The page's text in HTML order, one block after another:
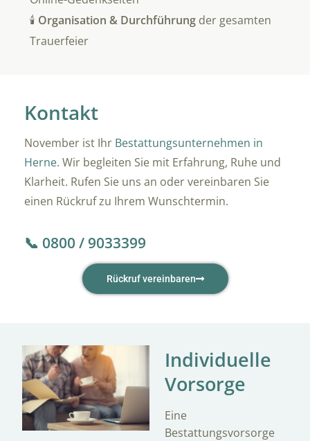
🕯️ Organisation & Durchführungder gesamten
Trauerfeier
Kontakt
November ist Ihr Bestattungsunternehmen in
Herne. Wir begleiten Sie mit Erfahrung, Ruhe und
Klarheit. Rufen Sie uns an oder vereinbaren Sie
einen Rückruf zu Ihrem Wunschtermin.
📞 0800 / 9033399
Rückruf vereinbaren
Individuelle
Vorsorge
Eine
Bestattungsvorsorge